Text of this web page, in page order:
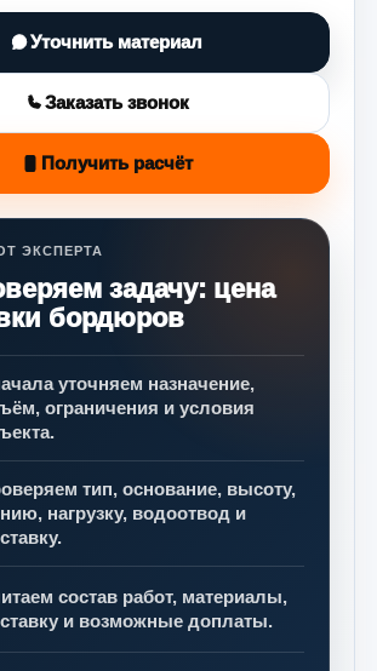
Уточнить материал
Заказать звонок
Получить расчёт
ЭКСПЕРТА
задачу: цена
бордюров
уточняем назначение,
ограничения и условия
тип, основание, высоту,
нагрузку, водоотвод и
состав работ, материалы,
и возможные доплаты.